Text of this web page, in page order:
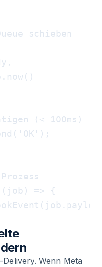
schieben
(< 100ms)
(job) => {
Wenn Meta